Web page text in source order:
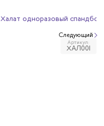
Халат одноразовый
Артикул:
ХАЛ001
Следующий